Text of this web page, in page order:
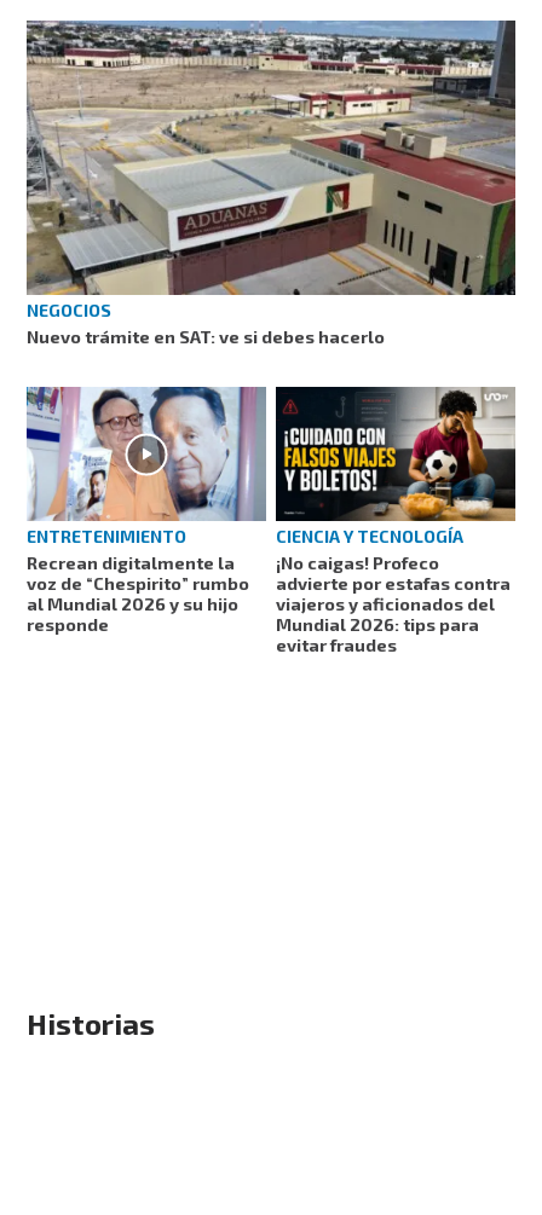
NEGOCIOS
Nuevo trámite en SAT: ve si debes hacerlo
ENTRETENIMIENTO
Recrean digitalmente la
voz de “Chespirito” rumbo
al Mundial 2026 y su hijo
responde
CIENCIA Y TECNOLOGÍA
¡No caigas! Profeco
advierte por estafas contra
viajeros y aficionados del
Mundial 2026: tips para
evitar fraudes
Historias